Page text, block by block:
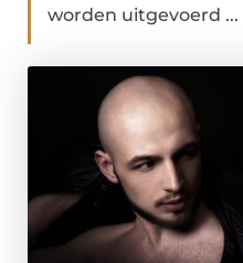
worden uitgevoerd ...